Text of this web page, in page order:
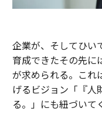
企業が、そしてひい
育成できたその先に
が求められる。これ
げるビジョン「『人
る。」にも紐づいて